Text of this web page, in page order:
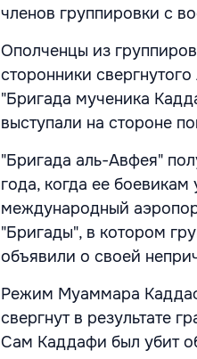
членов группировки с
Ополченцы из
сторонники
"Бригада мученика
выступали на стороне
"Бригада аль-Авфея"
года, когда ее боевикам
международный
"Бригады", в котором
объявили о своей
Режим Муаммара
свергнут в результате
Сам Каддафи был убит